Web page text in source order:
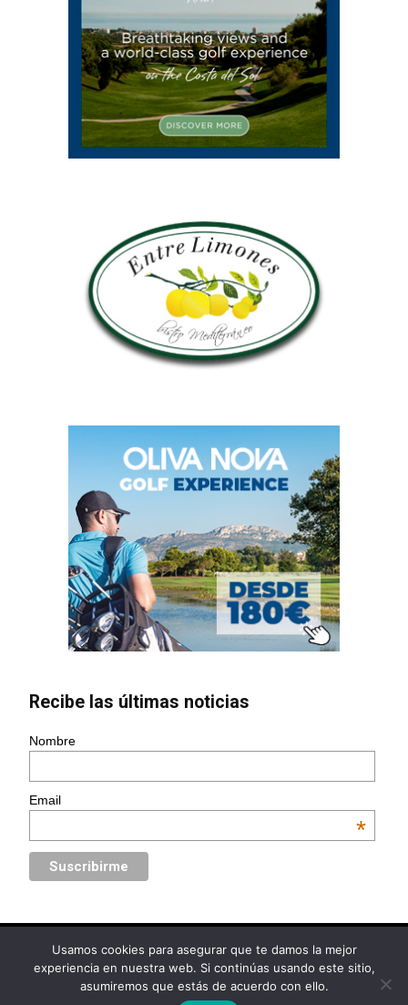
Recibe las últimas noticias
Nombre
Email
*
© Golf Circus | Diseño webwww.Ebooz.com
Política de Privacidad Aviso Legal Política de Cookies
Usamos cookies para asegurar que te damos la mejor
experiencia en nuestra web. Si continúas usando este sitio,
asumiremos que estás de acuerdo con ello.